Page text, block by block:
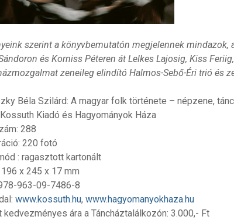
szerint a könyvbemutatón megjelennek
és Korniss Péteren át Lelkes Lajosig, Kiss
zeneileg elindító Halmos-Sebő-Éri trió és
Béla Szilárd: A magyar folk története – népzene,
Kiadó és Hagyományok Háza
288
220 fotó
: ragasztott kartonált
x 245 x 17 mm
963-09-7486-8
www.kossuth.hu, www.hagyomanyokhaza.hu
kedvezményes ára a Táncháztalálkozón: 3.000,- Ft